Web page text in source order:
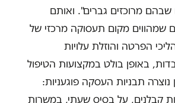
שבהם מרוכזים גברים". ואותם
שמהווים מקום תעסוקה מרכזי של
הפרטה והוזלת עלויות
באופן בולט במקצועות הטיפול
נוצרה תבניות העסקה פוגעניות:
קבלנים, על בסיס שעתי, במשרות